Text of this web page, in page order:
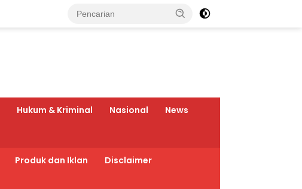
Hukum & Kriminal Nasional News
Produk dan Iklan Disclaimer